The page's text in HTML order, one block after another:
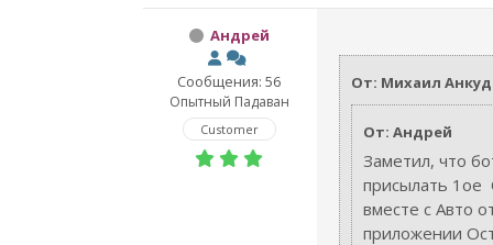
Андрей
Сообщения: 56
Опытный Падаван
Customer
От: Михаил
От: Андрей
Заметил, что
присылать
вместе с Авто
приложении